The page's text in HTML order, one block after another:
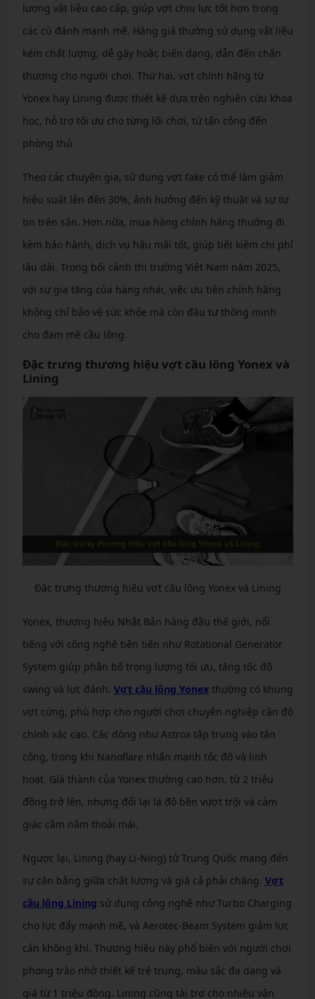
lượng vật liệu cao cấp, giúp vợt chịu lực tốt hơn trong
các cú đánh mạnh mẽ. Hàng giả thường sử dụng vật liệu
kém chất lượng, dễ gãy hoặc biến dạng, dẫn đến chấn
thương cho người chơi. Thứ hai, vợt chính hãng từ
Yonex hay Lining được thiết kế dựa trên nghiên cứu khoa
học, hỗ trợ tối ưu cho từng lối chơi, từ tấn công đến
phòng thủ
Theo các chuyên gia, sử dụng vợt fake có thể làm giảm
hiệu suất lên đến 30%, ảnh hưởng đến kỹ thuật và sự tự
tin trên sân. Hơn nữa, mua hàng chính hãng thường đi
kèm bảo hành, dịch vụ hậu mãi tốt, giúp tiết kiệm chi phí
lâu dài. Trong bối cảnh thị trường Việt Nam năm 2025,
với sự gia tăng của hàng nhái, việc ưu tiên chính hãng
không chỉ bảo vệ sức khỏe mà còn đầu tư thông minh
cho đam mê cầu lông.
Đặc trưng thương hiệu vợt cầu lông Yonex và
Lining
Đặc trưng thương hiệu vợt cầu lông Yonex và Lining
Yonex, thương hiệu Nhật Bản hàng đầu thế giới, nổi
tiếng với công nghệ tiên tiến như Rotational Generator
System giúp phân bổ trọng lượng tối ưu, tăng tốc độ
swing và lực đánh. Vợt cầu lông Yonexthường có khung
vợt cứng, phù hợp cho người chơi chuyên nghiệp cần độ
chính xác cao. Các dòng như Astrox tập trung vào tấn
công, trong khi Nanoflare nhấn mạnh tốc độ và linh
hoạt. Giá thành của Yonex thường cao hơn, từ 2 triệu
đồng trở lên, nhưng đổi lại là độ bền vượt trội và cảm
giác cầm nắm thoải mái.
Ngược lại, Lining (hay Li-Ning) từ Trung Quốc mang đến
sự cân bằng giữa chất lượng và giá cả phải chăng. Vợt
cầu lông Lining sử dụng công nghệ như Turbo Charging
cho lực đẩy mạnh mẽ, và Aerotec-Beam System giảm lực
cản không khí. Thương hiệu này phổ biến với người chơi
phong trào nhờ thiết kế trẻ trung, màu sắc đa dạng và
giá từ 1 triệu đồng. Lining cũng tài trợ cho nhiều vận